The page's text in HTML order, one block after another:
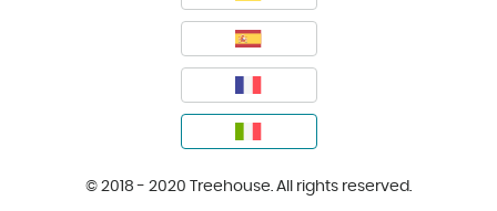
© 2018 - 2020 Treehouse. All rights reserved.